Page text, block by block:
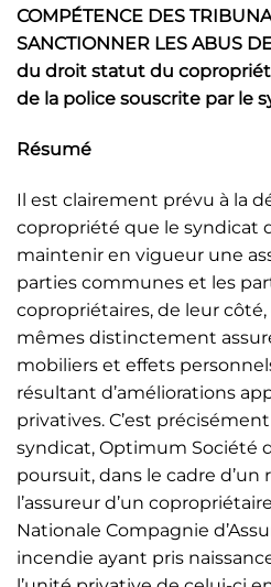
COMPÉTENCE DES
SANCTIONNER LES ABUS
du droit statut du
de la police souscrite par le
Résumé
Il est clairement prévu à la
copropriété que le syndicat
maintenir en vigueur une
parties communes et les
copropriétaires, de leur
mêmes distinctement
mobiliers et effets
résultant d’améliorations
privatives. C’est
syndicat, Optimum Société
poursuit, dans le cadre d’un
l’assureur d’un
Nationale Compagnie
incendie ayant pris